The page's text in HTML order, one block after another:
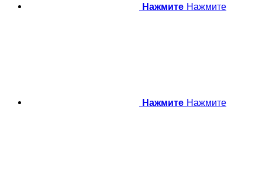
Нажмите Нажмите
Нажмите Нажмите